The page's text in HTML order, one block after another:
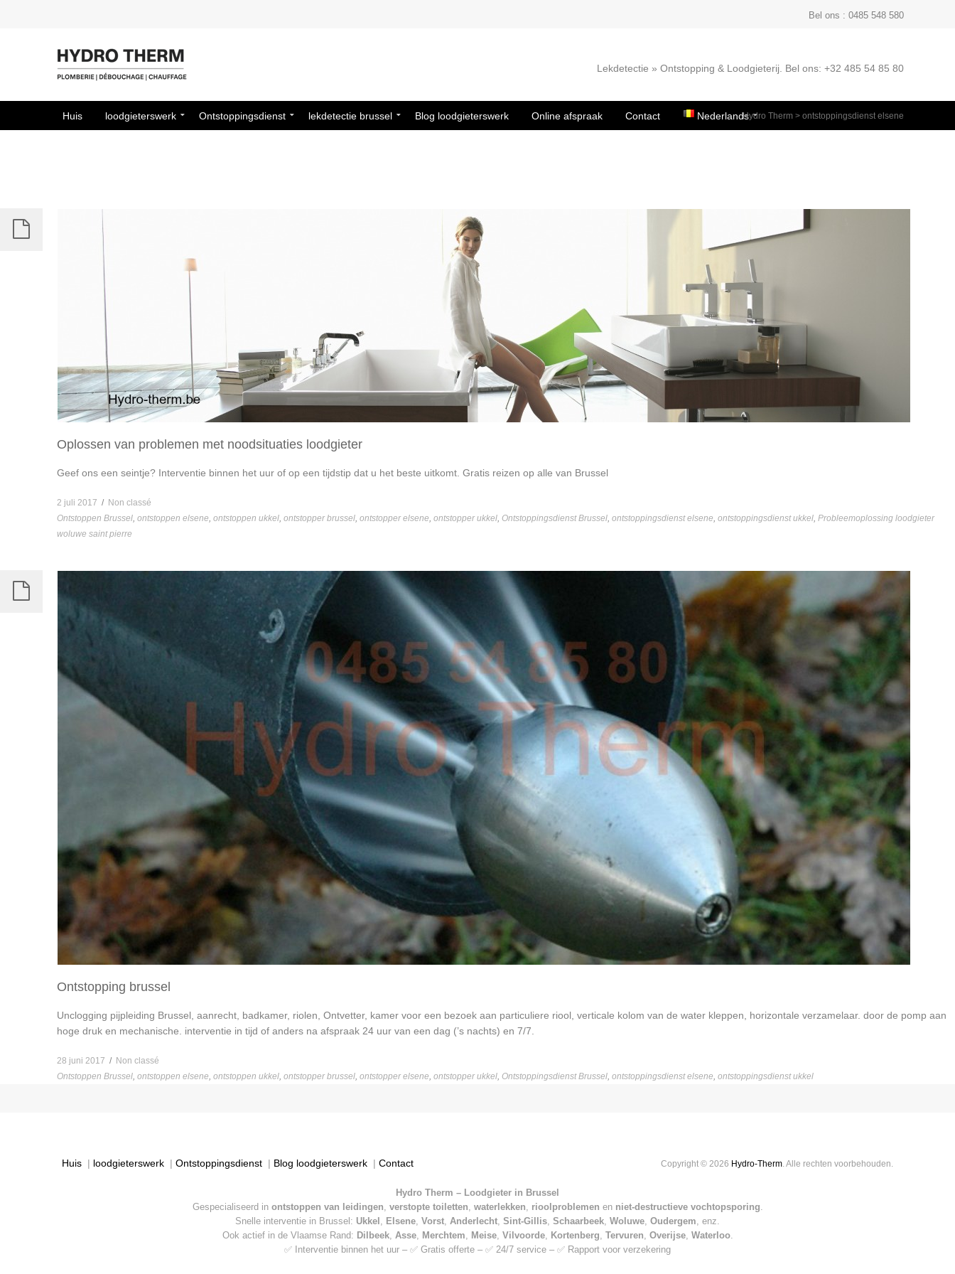
Bel ons : 0485 548 580
Lekdetectie » Ontstopping & Loodgieterij. Bel ons: +32 485 54 85 80
Hydro Therm > ontstoppingsdienst elsene
Huis loodgieterswerk Ontstoppingsdienst lekdetectie brussel Blog loodgieterswerk Online afspraak Contact Nederlands
Oplossen van problemen met noodsituaties loodgieter
Geef ons een seintje? Interventie binnen het uur of op een tijdstip dat u het beste uitkomt. Gratis reizen op alle van Brussel
2 juli 2017 / Non classé
Ontstoppen Brussel, ontstoppen elsene, ontstoppen ukkel, ontstopper brussel, ontstopper elsene, ontstopper ukkel, Ontstoppingsdienst Brussel, ontstoppingsdienst elsene, ontstoppingsdienst ukkel, Probleemoplossing loodgieter
woluwe saint pierre
Ontstopping brussel
Unclogging pijpleiding Brussel, aanrecht, badkamer, riolen, Ontvetter, kamer voor een bezoek aan particuliere riool, verticale kolom van de water kleppen, horizontale verzamelaar. door de pomp aan
hoge druk en mechanische. interventie in tijd of anders na afspraak 24 uur van een dag (’s nachts) en 7/7.
28 juni 2017 / Non classé
Ontstoppen Brussel, ontstoppen elsene, ontstoppen ukkel, ontstopper brussel, ontstopper elsene, ontstopper ukkel, Ontstoppingsdienst Brussel, ontstoppingsdienst elsene, ontstoppingsdienst ukkel
Huis | loodgieterswerk | Ontstoppingsdienst | Blog loodgieterswerk | Contact Copyright © 2026 Hydro-Therm. Alle rechten voorbehouden.
Hydro Therm – Loodgieter in Brussel
Gespecialiseerd in ontstoppen van leidingen, verstopte toiletten, waterlekken, rioolproblemen en niet-destructieve vochtopsporing.
Snelle interventie in Brussel: Ukkel , Elsene, Vorst, Anderlecht, Sint-Gillis, Schaarbeek, Woluwe, Oudergem, enz.
Ook actief in de Vlaamse Rand: Dilbeek, Asse, Merchtem, Meise, Vilvoorde, Kortenberg, Tervuren, Overijse, Waterloo.
✅ Interventie binnen het uur – ✅ Gratis offerte – ✅ 24/7 service – ✅ Rapport voor verzekering